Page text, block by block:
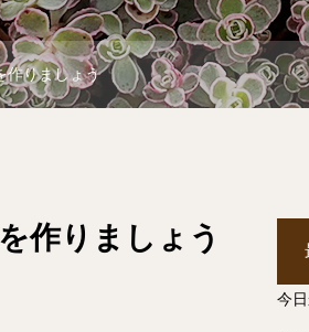
作りましょう
作りましょう
今